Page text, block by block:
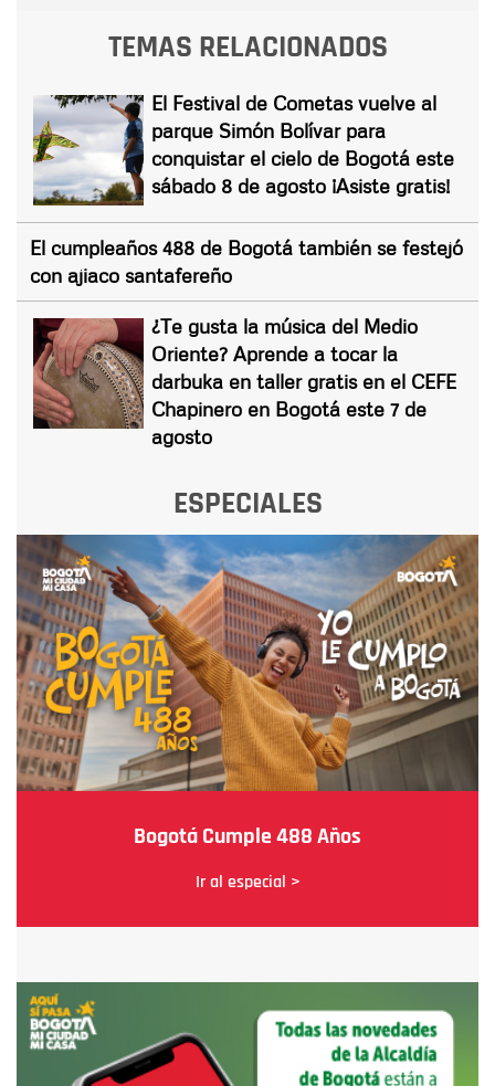
TEMAS RELACIONADOS
El Festival de Cometas vuelve al
parque Simón Bolívar para
conquistar el cielo de Bogotá este
sábado 8 de agosto ¡Asiste gratis!
El cumpleaños 488 de Bogotá también se festejó
con ajiaco santafereño
¿Te gusta la música del Medio
Oriente? Aprende a tocar la
darbuka en taller gratis en el CEFE
Chapinero en Bogotá este 7 de
agosto
ESPECIALES
Bogotá Cumple 488 Años
Ir al especial >